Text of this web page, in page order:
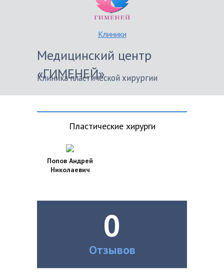
Клиники
Медицинский центр
«ГИМЕНЕЙ»
Клиника пластической хирургии
Пластические хирурги
Попов Андрей
Николаевич
0
Отзывов